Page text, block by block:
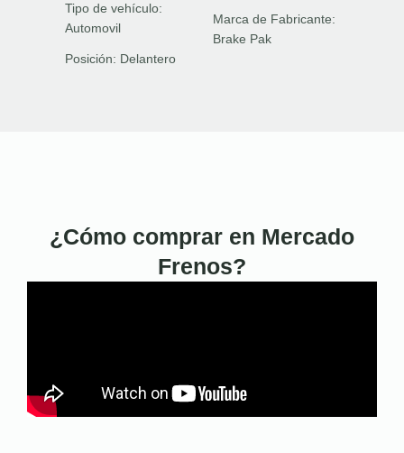
Tipo de vehículo:
Automovil
Posición: Delantero
Marca de Fabricante:
Brake Pak
¿Cómo comprar en Mercado
Frenos?